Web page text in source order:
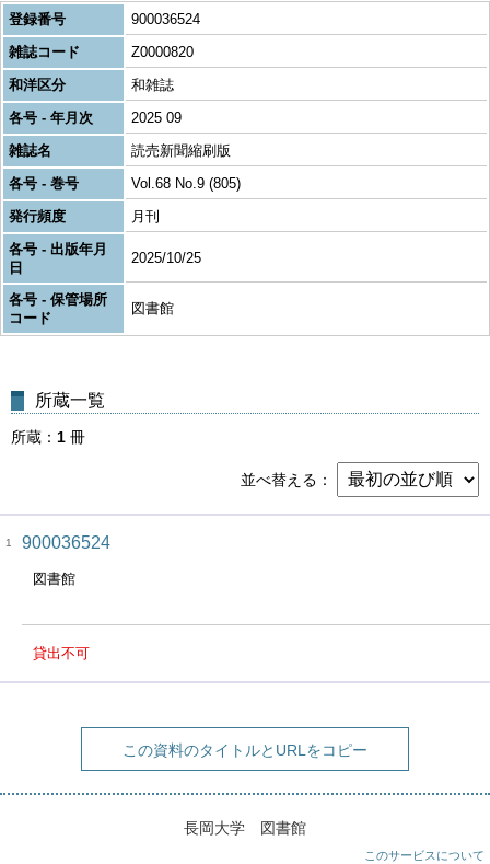
登録番号
900036524
雑誌コード
Z0000820
和洋区分
和雑誌
各号 - 年月次
2025 09
雑誌名
読売新聞縮刷版
各号 - 巻号
Vol.68 No.9 (805)
発行頻度
月刊
各号 - 出版年月
日
2025/10/25
各号 - 保管場所
コード
図書館
所蔵一覧
所蔵 1 冊
並べ替える
1 900036524
図書館
貸出不可
この資料のタイトルとURLをコピー
長岡大学 図書館
このサービスについて